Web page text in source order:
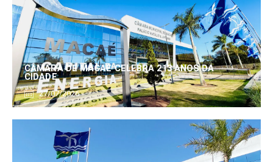
CÂMARA DE MACAÉ CELEBRA 213 ANOS DA
CIDADE
27/07/2026